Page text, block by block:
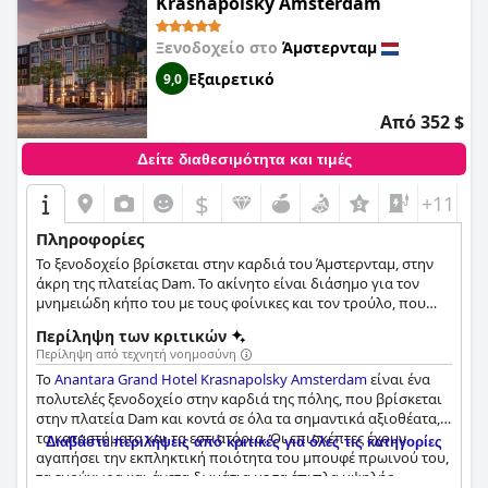
αρχιτεκτονική στο Άμστερνταμ.
Ξενοδοχείο στο Άμστερνταμ
9,0 Εξαιρετικό
Από 352 $
Δείτε διαθεσιμότητα και τιμές
$ +11
Πληροφορίες
Το ξενοδοχείο βρίσκεται στην καρδιά του Άμστερνταμ, στην
άκρη της πλατείας Dam. Το ακίνητο είναι διάσημο για τον
μνημειώδη κήπο του με τους φοίνικες και τον τρούλο, που
διαθέτει το "Village on the Dam" και μια αποβάθρα για την
αποβίβαση σκαφών. Το 5 αστέρων Grand Hotel Krasnapolsky
είναι το μεγαλύτερο ξενοδοχείο στις χώρες της Μπενελούξ και
στα 468 του προσφέρει πολυτελή καταλύματα για όσους
ταξιδεύουν για αναψυχή αλλά και για επαγγελματικούς
λόγους.
Περίληψη των κριτικών
Περίληψη από τεχνητή νοημοσύνη
ΤοAnantara Grand Hotel Krasnapolsky Amsterdamείναι ένα
πολυτελές ξενοδοχείο στην καρδιά της πόλης, που βρίσκεται
στην πλατεία Dam και κοντά σε όλα τα σημαντικά αξιοθέατα,
τα καταστήματα και τα εστιατόρια. Οι επισκέπτες έχουν
αγαπήσει την εκπληκτική ποιότητα του μπουφέ πρωινού του,
τα ευρύχωρα και άνετα δωμάτια με τα έπιπλα υψηλής
Διαβάστε περιλήψεις από κριτικές για όλες τις κατηγορίες